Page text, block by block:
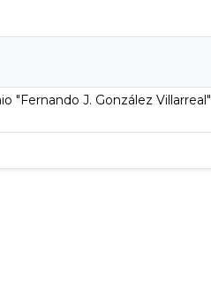
"Fernando J. González Villarreal"